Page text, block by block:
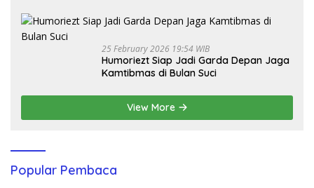
25 February 2026 19:54 WIB
Humoriezt Siap Jadi Garda Depan Jaga
Kamtibmas di Bulan Suci
View More
Popular Pembaca